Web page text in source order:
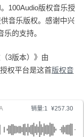
100Audio版权音乐授
音乐版权。感谢中兴
的支持。
3版本）》由
权平台是这首版权音
销量:1 ¥257.30